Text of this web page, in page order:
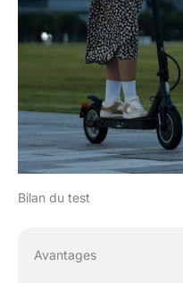
Bilan du test
Avantages